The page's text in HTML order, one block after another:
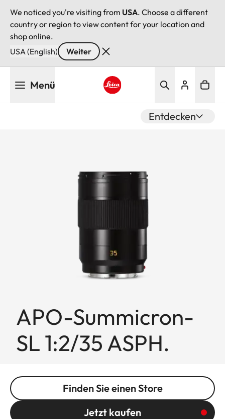
We noticed you're visiting from USA. Choose a different
country or region to view content for your location and
shop online.
USA (English)
Weiter
Menü
Entdecken
APO-Summicron-
SL 1:2/35 ASPH.
Finden Sie einen Store
Jetzt kaufen